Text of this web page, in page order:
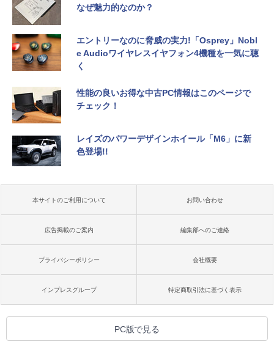
なぜ魅力的なのか？
エントリーなのに脅威の実力!「Osprey」Nobl
e Audioワイヤレスイヤフォン4機種を一気に聴
く
性能の良いお得な中古PC情報はこのページで
チェック！
レイズのパワーデザインホイール「M6」に新
色登場!!
本サイトのご利用について お問い合わせ
広告掲載のご案内 編集部へのご連絡
プライバシーポリシー 会社概要
インプレスグループ 特定商取引法に基づく表示
PC版で見る